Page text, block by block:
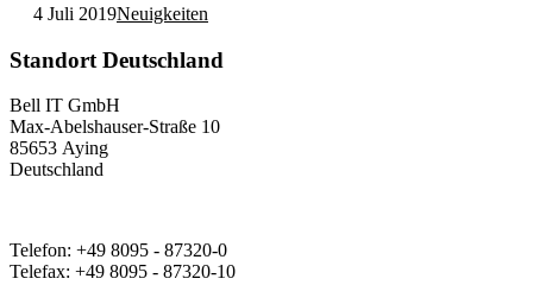
4 Juli 2019Neuigkeiten
Standort Deutschland
Bell IT GmbH
Max-Abelshauser-Straße 10
85653 Aying
Deutschland
Telefon: +49 8095 - 87320-0
Telefax: +49 8095 - 87320-10